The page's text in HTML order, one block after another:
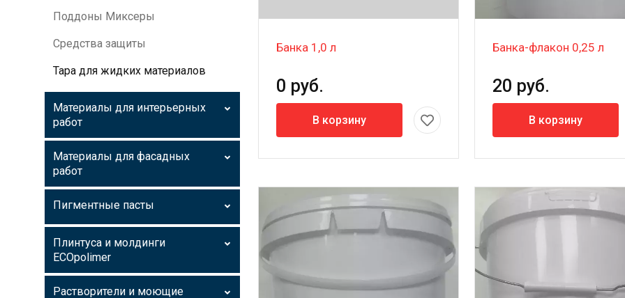
Поддоны Миксеры
Средства защиты
Тара для жидких материалов
Материалы для интерьерных
работ
Материалы для фасадных
работ
Пигментные пасты
Плинтуса и молдинги
ECOpolimer
Растворители и моющие
Банка 1,0 л
0 руб.
В корзину
Банка-флакон 0,25 л
20 руб.
В корзину